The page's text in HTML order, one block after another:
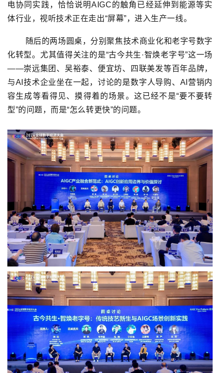
电协同实践，恰恰说明AIGC的触角已经延伸到能源等实
体行业，视听技术正在走出“屏幕”，进入生产一线。
随后的两场圆桌，分别聚焦技术商业化和老字号数字
化转型。尤其值得关注的是“古今共生·智焕老字号”这一场
——崇远集团、吴裕泰、便宜坊、四联美发等百年品牌，
与AI技术企业坐在一起，讨论的是数字人导购、AI营销内
容生成等看得见、摸得着的场景。这已经不是“要不要转
型”的问题，而是“怎么转更快”的问题。